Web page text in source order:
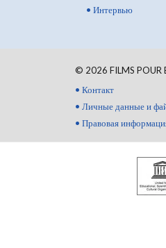
• Интервью
© 2026 FILMS POUR
• Контакт
• Личные данные и
• Правовая